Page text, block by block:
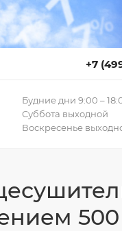
+7
Будние дни 9:00 –
Суббота выходной
Воскресенье
500